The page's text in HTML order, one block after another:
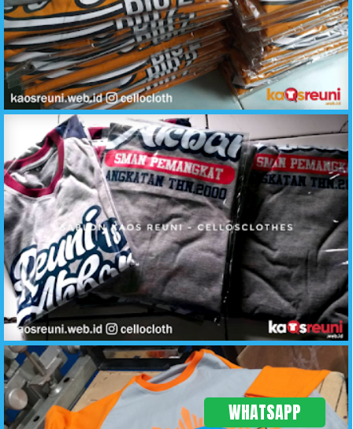
WHATSAPP
Hasil Produksi Sablon Kaos Reuni SMAN Pemangkat - KaosReuni.web.id